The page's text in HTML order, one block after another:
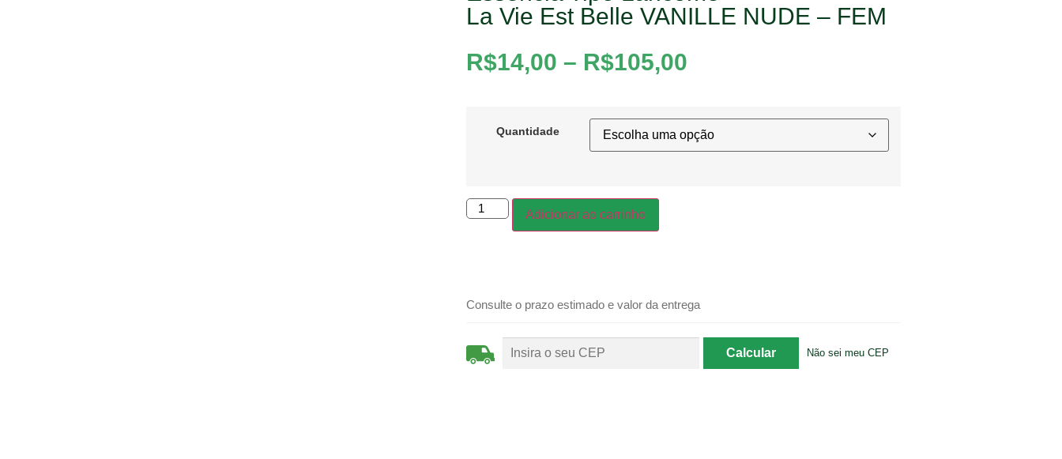
La Vie Est Belle VANILLE NUDE – FEM
R$14,00 – R$105,00
Quantidade
Adicionar ao carrinho
Consulte o prazo estimado e valor da entrega
Não sei meu CEP